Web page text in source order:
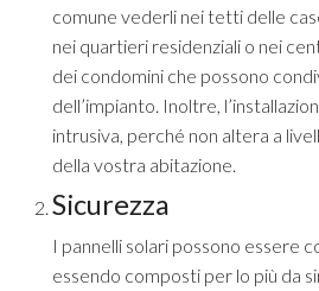
comune vederli nei tetti delle
nei quartieri residenziali o nei
dei condomini che possono
dell’impianto. Inoltre,
intrusiva, perché non altera a
della vostra abitazione.
Sicurezza
I pannelli solari possono essere
essendo composti per lo più da